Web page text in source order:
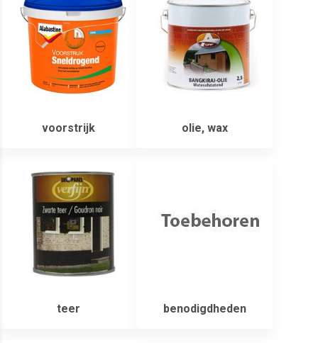
voorstrijk olie, wax
teer benodigdheden